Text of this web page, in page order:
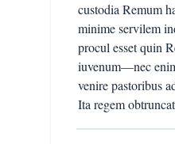
custodia Remum
minime servilem
procul esset quin
iuvenum—nec
venire pastoribus
Ita regem